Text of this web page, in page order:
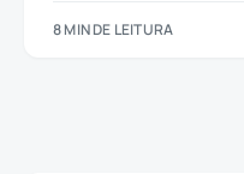
8 MIN DE LEITURA